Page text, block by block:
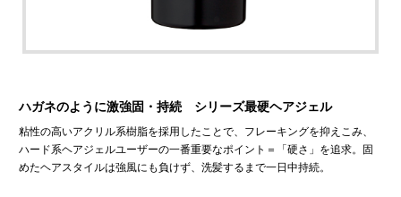
ハガネのように激強固・持続 シリーズ最硬ヘアジェル
粘性の高いアクリル系樹脂を採用したことで、フレーキングを抑えこみ、
ハード系ヘアジェルユーザーの一番重要なポイント＝「硬さ」を追求。固
めたヘアスタイルは強風にも負けず、洗髪するまで一日中持続。